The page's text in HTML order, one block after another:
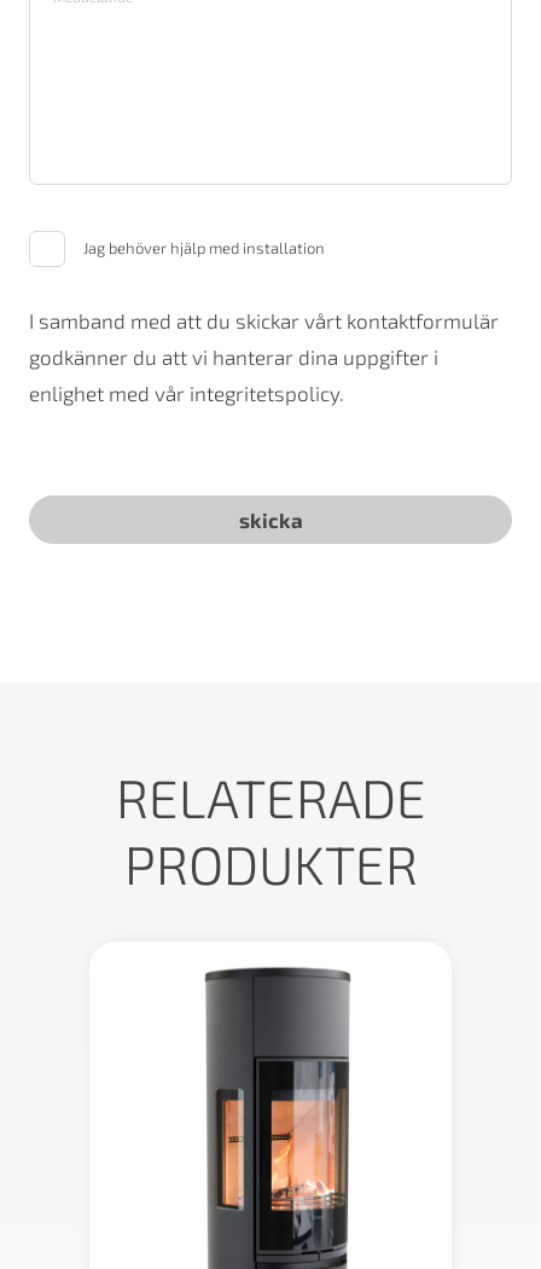
Jag behöver hjälp med installation
I samband med att du skickar vårt kontaktformulär
godkänner du att vi hanterar dina uppgifter i
enlighet med vår integritetspolicy.
RELATERADE
PRODUKTER